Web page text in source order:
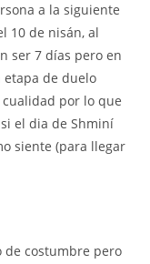
a la siguiente
10 de nisán, al
ser 7 días pero en
etapa de duelo
por lo que
el dia de Shminí
siente (para llegar
de costumbre pero